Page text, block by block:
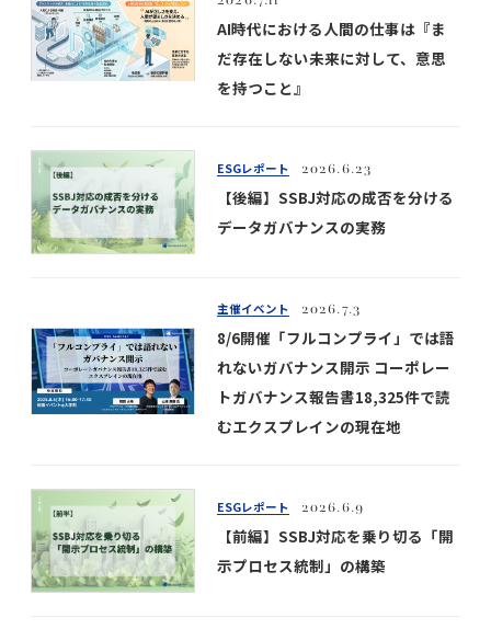
AI時代における人間の仕事は『ま
だ存在しない未来に対して、意思
を持つこと』
ESGレポート 2026.6.23
【後編】SSBJ対応の成否を分ける
データガバナンスの実務
主催イベント 2026.7.3
8/6開催「フルコンプライ」では語
れないガバナンス開示 コーポレー
トガバナンス報告書18,325件で読
むエクスプレインの現在地
ESGレポート 2026.6.9
【前編】SSBJ対応を乗り切る「開
示プロセス統制」の構築